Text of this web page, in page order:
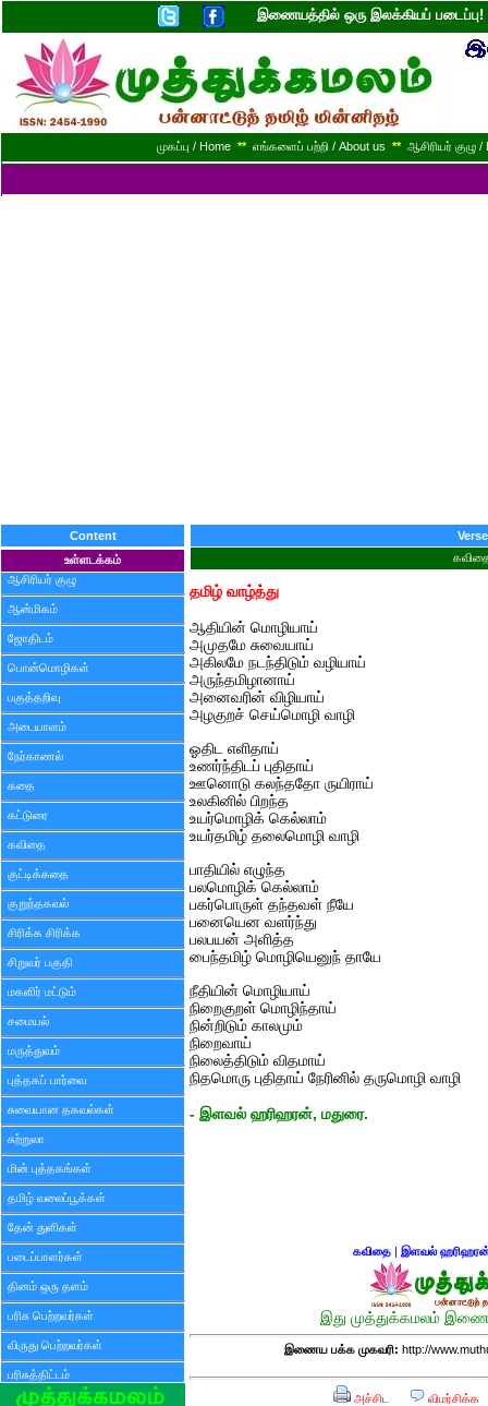
இணையத்தில் ஒரு இலக்கியப்
முகப்பு / Home ** எங்களைப் பற்றி / About us ** ஆசிரியர் குழு
Content
உள்ளடக்கம்
ஆசிரியர் குழு
ஆன்மிகம்
ஜோதிடம்
பொன்மொழிகள்
பகுத்தறிவு
அடையாளம்
நேர்காணல்
கதை
கட்டுரை
கவிதை
குட்டிக்கதை
குறுந்தகவல்
சிரிக்க சிரிக்க
சிறுவர் பகுதி
மகளிர் மட்டும்
சமையல்
மருத்துவம்
புத்தகப் பார்வை
சுவையான தகவல்கள்
சுற்றுலா
மின் புத்தகங்கள்
தமிழ் வலைப்பூக்கள்
தேன் துளிகள்
படைப்பாளர்கள்
தினம் ஒரு தளம்
பரிசு பெற்றவர்கள்
விருது பெற்றவர்கள்
பரிசுத்திட்டம்
Verse
தமிழ் வாழ்த்து
ஆதியின் மொழியாய்
அமுதமே சுவையாய்
அகிலமே நடந்திடும் வழியாய்
அருந்தமிழானாய்
அனைவரின் விழியாய்
அழகுறச் செய்மொழி வாழி
ஓதிட எளிதாய்
உணர்ந்திடப் புதிதாய்
ஊனொடு கலந்ததோ ருயிராய்
உலகினில் பிறந்த
உயர்மொழிக் கெல்லாம்
உயர்தமிழ் தலைமொழி வாழி
பாதியில் எழுந்த
பலமொழிக் கெல்லாம்
பகர்பொருள் தந்தவள் நீயே
பனையென வளர்ந்து
பலபயன் அளித்த
பைந்தமிழ் மொழியெனுந் தாயே
நீதியின் மொழியாய்
நிறைகுறள் மொழிந்தாய்
நின்றிடும் காலமும்
நிறைவாய்
நிலைத்திடும் விதமாய்
நிதமொரு புதிதாய் நேரினில் தருமொழி வாழி
- இளவல் ஹரிஹரன், மதுரை.
கவிதை| இளவல்
இது முத்துக்கமலம்
இணைய பக்க முகவரி: http://
அச்சிட விமர்சிக்க